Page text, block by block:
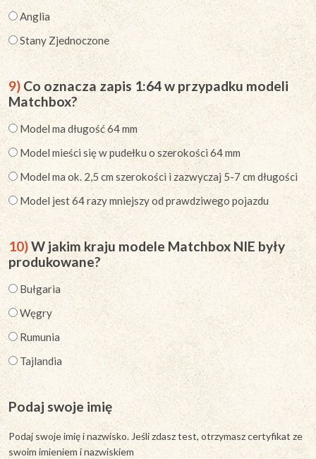
Anglia
Stany Zjednoczone
9)Co oznacza zapis 1:64 w przypadku modeli
Matchbox?
Model ma długość 64 mm
Model mieści się w pudełku o szerokości 64 mm
Model ma ok. 2,5 cm szerokości i zazwyczaj 5-7 cm długości
Model jest 64 razy mniejszy od prawdziwego pojazdu
10)W jakim kraju modele Matchbox NIE były
produkowane?
Bułgaria
Węgry
Rumunia
Tajlandia
Podaj swoje imię
Podaj swoje imię i nazwisko. Jeśli zdasz test, otrzymasz certyfikat ze
swoim imieniem i nazwiskiem